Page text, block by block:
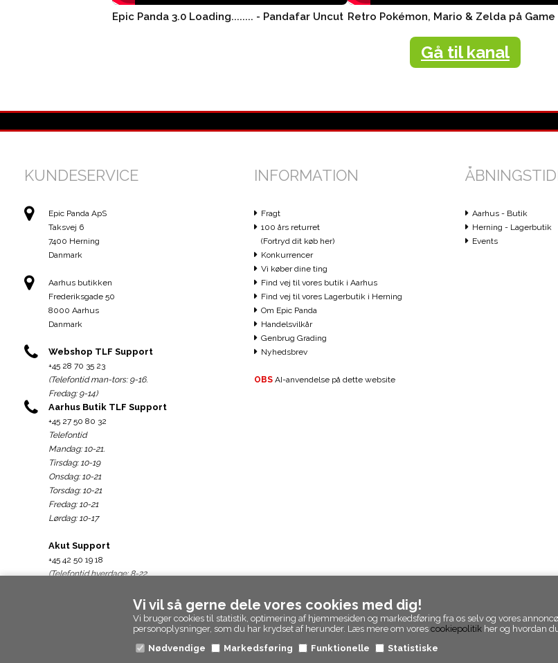
Vi vil så gerne dele vores cookies med dig!
Vi bruger cookies til statistik, optimering af hjemmesiden og markedsføring fra os selv og vores
personoplysninger, som du har krydset af herunder. Læs mere om vores cookiepolitik her og hvordan
Nødvendige
Markedsføring Funktionelle
Statistiske
Epic Panda 3.0 Loading........ - Pandafar Uncut
Gå til kanal
KUNDESERVICE
Epic Panda ApS
Taksvej 6
7400 Herning
Danmark
Aarhus butikken
Frederiksgade 50
8000 Aarhus
Danmark
Webshop TLF Support
+45 28 70 35 23
(Telefontid man-tors: 9-16.
Fredag: 9-14)
Aarhus Butik TLF Support
+45 27 50 80 32
Telefontid
Mandag: 10-21.
Tirsdag: 10-19
Onsdag: 10-21
Torsdag: 10-21
Fredag: 10-21
Lørdag: 10-17
Akut Support
+45 42 50 19 18
(Telefontid hverdage: 8-22.
Support@epicpanda.dk
INFORMATION
Fragt
100 års returret
(Fortryd dit køb her)
Konkurrencer
Vi køber dine ting
Find vej til vores butik i Aarhus
Find vej til vores Lagerbutik i Herning
Om Epic Panda
Handelsvilkår
Genbrug Grading
Nyhedsbrev
OBSAI-anvendelse på dette website
Aarhus - Butik
Herning - Lagerbutik
Events